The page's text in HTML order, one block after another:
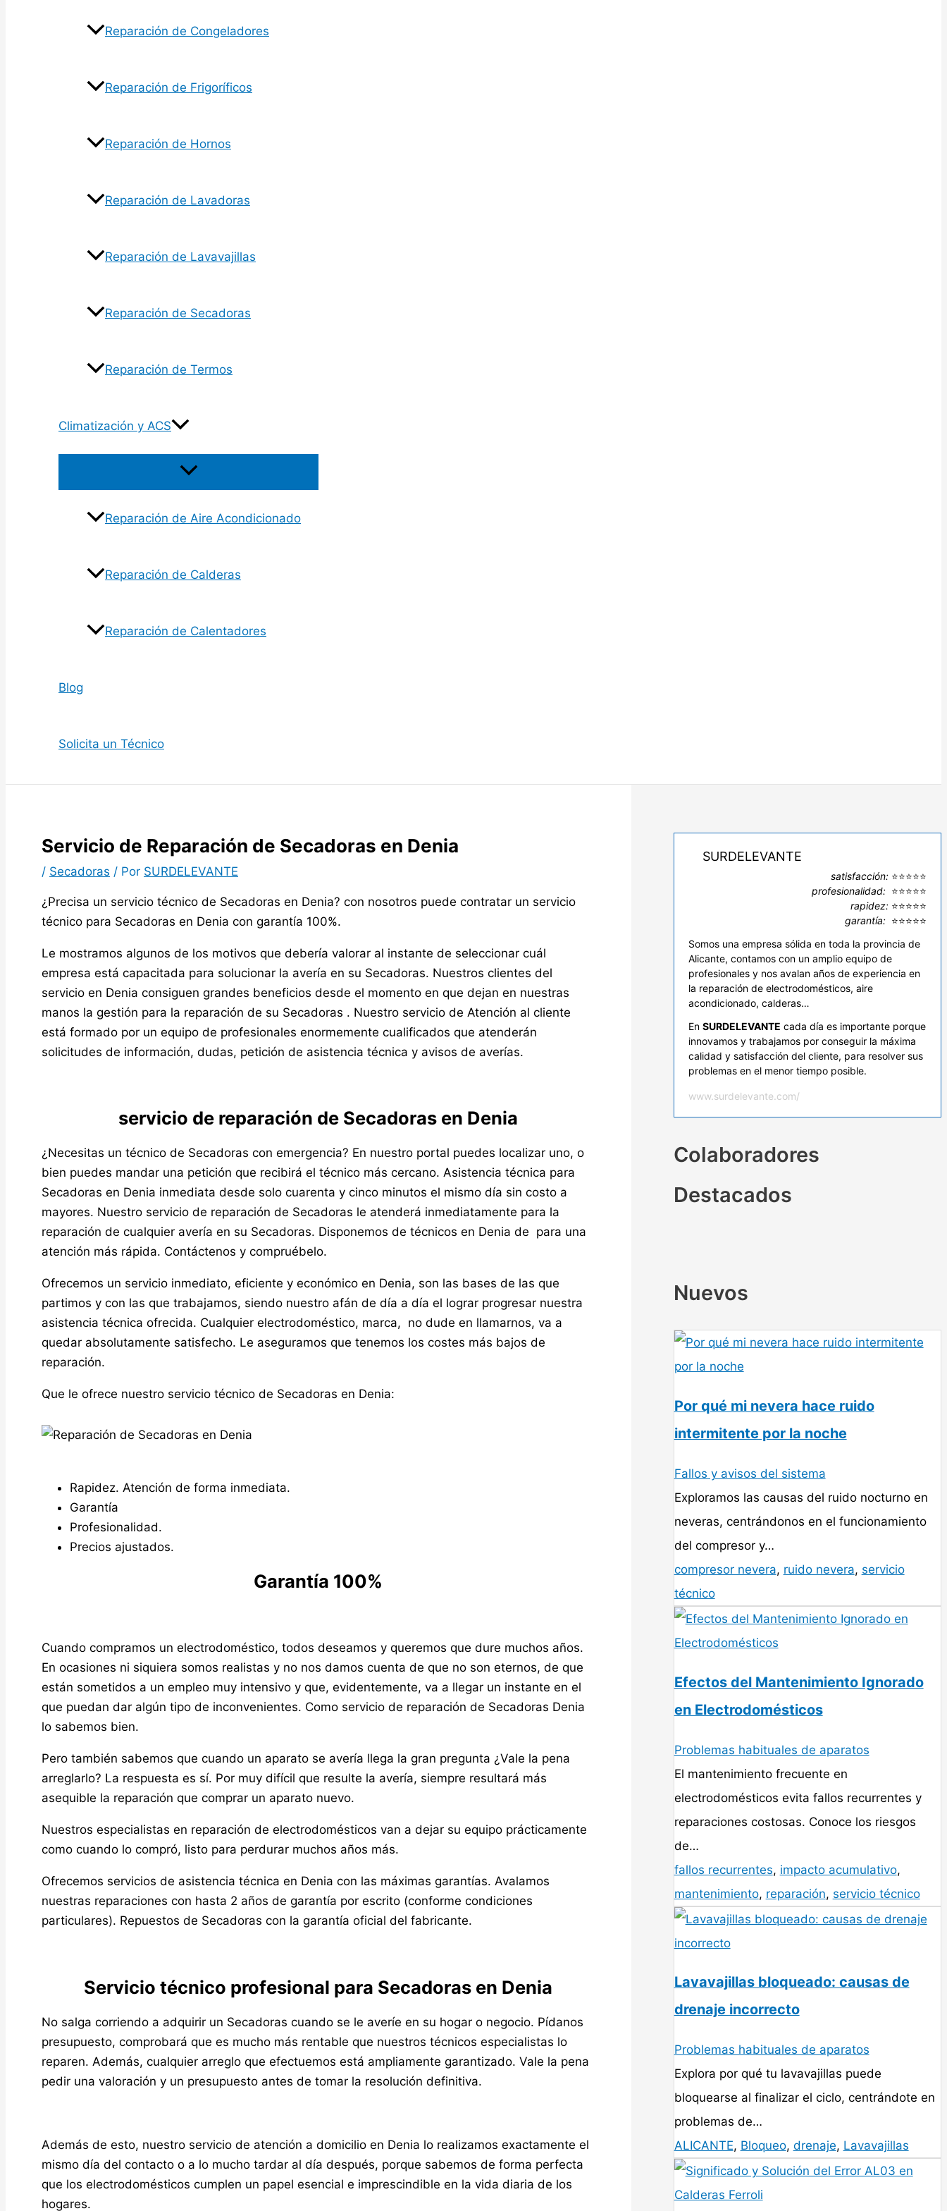
Reparación de Congeladores
Reparación de Frigoríficos
Reparación de Hornos
Reparación de Lavadoras
Reparación de Lavavajillas
Reparación de Secadoras
Reparación de Termos
Climatización y ACS
Reparación de Aire Acondicionado
Reparación de Calderas
Reparación de Calentadores
Blog
Solicita un Técnico
Servicio de Reparación de Secadoras en Denia
/ Secadoras / Por SURDELEVANTE
¿Precisa un servicio técnico de Secadoras en Denia? con nosotros puede contratar un servicio
técnico para Secadoras en Denia con garantía 100%.
Le mostramos algunos de los motivos que debería valorar al instante de seleccionar cuál
empresa está capacitada para solucionar la avería en su Secadoras. Nuestros clientes del
servicio en Denia consiguen grandes beneficios desde el momento en que dejan en nuestras
manos la gestión para la reparación de su Secadoras . Nuestro servicio de Atención al cliente
está formado por un equipo de profesionales enormemente cualificados que atenderán
solicitudes de información, dudas, petición de asistencia técnica y avisos de averías.
servicio de reparación de Secadoras en Denia
¿Necesitas un técnico de Secadoras con emergencia? En nuestro portal puedes localizar uno, o
bien puedes mandar una petición que recibirá el técnico más cercano. Asistencia técnica para
Secadoras en Denia inmediata desde solo cuarenta y cinco minutos el mismo día sin costo a
mayores. Nuestro servicio de reparación de Secadoras le atenderá inmediatamente para la
reparación de cualquier avería en su Secadoras. Disponemos de técnicos en Denia de para una
atención más rápida. Contáctenos y compruébelo.
Ofrecemos un servicio inmediato, eficiente y económico en Denia, son las bases de las que
partimos y con las que trabajamos, siendo nuestro afán de día a día el lograr progresar nuestra
asistencia técnica ofrecida. Cualquier electrodoméstico, marca, no dude en llamarnos, va a
quedar absolutamente satisfecho. Le aseguramos que tenemos los costes más bajos de
reparación.
Que le ofrece nuestro servicio técnico de Secadoras en Denia:
Rapidez. Atención de forma inmediata.
Garantía
Profesionalidad.
Precios ajustados.
Garantía 100%
Cuando compramos un electrodoméstico, todos deseamos y queremos que dure muchos años.
En ocasiones ni siquiera somos realistas y no nos damos cuenta de que no son eternos, de que
están sometidos a un empleo muy intensivo y que, evidentemente, va a llegar un instante en el
que puedan dar algún tipo de inconvenientes. Como servicio de reparación de Secadoras Denia
lo sabemos bien.
Pero también sabemos que cuando un aparato se avería llega la gran pregunta ¿Vale la pena
arreglarlo? La respuesta es sí. Por muy difícil que resulte la avería, siempre resultará más
asequible la reparación que comprar un aparato nuevo.
Nuestros especialistas en reparación de electrodomésticos van a dejar su equipo prácticamente
como cuando lo compró, listo para perdurar muchos años más.
Ofrecemos servicios de asistencia técnica en Denia con las máximas garantías. Avalamos
nuestras reparaciones con hasta 2 años de garantía por escrito (conforme condiciones
particulares). Repuestos de Secadoras con la garantía oficial del fabricante.
Servicio técnico profesional para Secadoras en Denia
No salga corriendo a adquirir un Secadoras cuando se le averíe en su hogar o negocio. Pídanos
presupuesto, comprobará que es mucho más rentable que nuestros técnicos especialistas lo
reparen. Además, cualquier arreglo que efectuemos está ampliamente garantizado. Vale la pena
pedir una valoración y un presupuesto antes de tomar la resolución definitiva.
Además de esto, nuestro servicio de atención a domicilio en Denia lo realizamos exactamente el
mismo día del contacto o a lo mucho tardar al día después, porque sabemos de forma perfecta
que los electrodomésticos cumplen un papel esencial e imprescindible en la vida diaria de los
hogares.
SURDELEVANTE
satisfacción: ⭐⭐⭐⭐⭐
profesionalidad: ⭐⭐⭐⭐⭐
rapidez: ⭐⭐⭐⭐⭐
garantía: ⭐⭐⭐⭐⭐
Somos una empresa sólida en toda la provincia de
Alicante, contamos con un amplio equipo de
profesionales y nos avalan años de experiencia en
la reparación de electrodomésticos, aire
acondicionado, calderas…
En SURDELEVANTE cada día es importante porque
innovamos y trabajamos por conseguir la máxima
calidad y satisfacción del cliente, para resolver sus
problemas en el menor tiempo posible.
www.surdelevante.com/
Colaboradores
Destacados
Nuevos
Por qué mi nevera hace ruido
intermitente por la noche
Fallos y avisos del sistema
Exploramos las causas del ruido nocturno en
neveras, centrándonos en el funcionamiento
del compresor y…
compresor nevera, ruido nevera, servicio
técnico
Efectos del Mantenimiento Ignorado
en Electrodomésticos
Problemas habituales de aparatos
El mantenimiento frecuente en
electrodomésticos evita fallos recurrentes y
reparaciones costosas. Conoce los riesgos
de…
fallos recurrentes, impacto acumulativo,
mantenimiento, reparación, servicio técnico
Lavavajillas bloqueado: causas de
drenaje incorrecto
Problemas habituales de aparatos
Explora por qué tu lavavajillas puede
bloquearse al finalizar el ciclo, centrándote en
problemas de…
ALICANTE, Bloqueo, drenaje, Lavavajillas